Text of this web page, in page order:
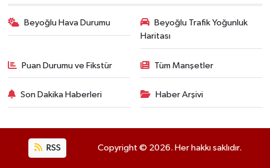
Beyoğlu Hava Durumu
Beyoğlu Trafik Yoğunluk
Haritası
Puan Durumu ve Fikstür Tüm Manşetler
Son Dakika Haberleri Haber Arşivi
RSS Copyright © 2026. Her hakkı saklıdır.